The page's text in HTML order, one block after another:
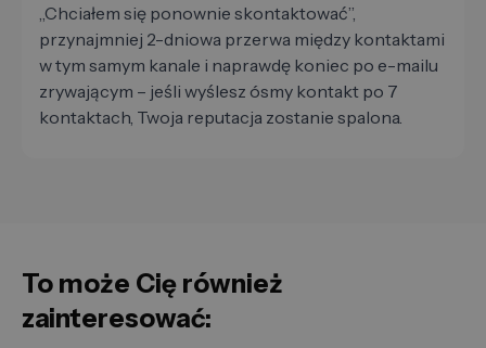
„Chciałem się ponownie skontaktować”,
przynajmniej 2-dniowa przerwa między kontaktami
w tym samym kanale i naprawdę koniec po e-mailu
zrywającym – jeśli wyślesz ósmy kontakt po 7
kontaktach, Twoja reputacja zostanie spalona.
To może Cię również
zainteresować: